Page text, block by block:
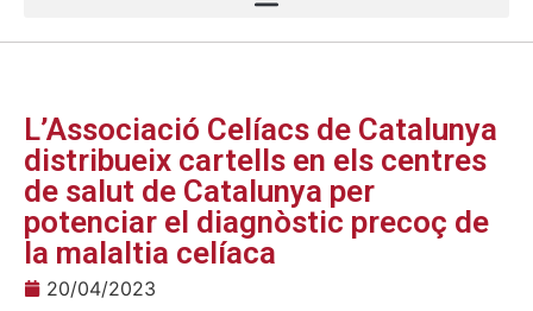
L’Associació Celíacs de Catalunya
distribueix cartells en els centres
de salut de Catalunya per
potenciar el diagnòstic precoç de
la malaltia celíaca
20/04/2023